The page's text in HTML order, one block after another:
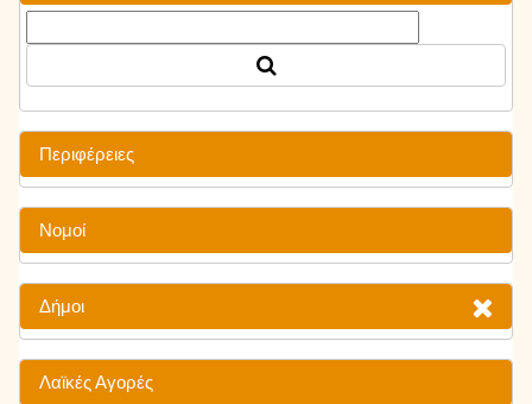
Περιφέρειες
Νομοί
Δήμοι
Λαϊκές Αγορές